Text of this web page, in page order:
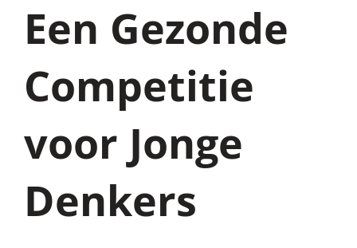
Een Gezonde
Competitie
voor Jonge
Denkers